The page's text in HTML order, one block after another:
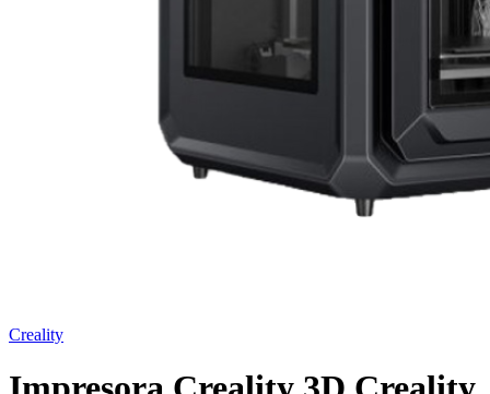
Creality